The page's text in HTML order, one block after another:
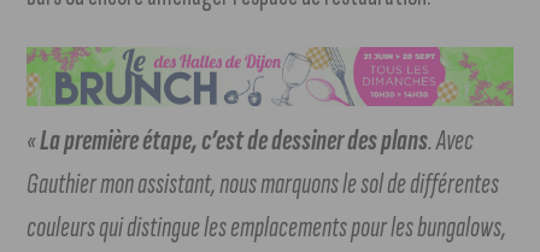
«La première étape, c’est de dessiner des plans. Avec
Gauthier mon assistant, nous marquons le sol de différentes
couleurs qui distingue les emplacements pour les bungalows,